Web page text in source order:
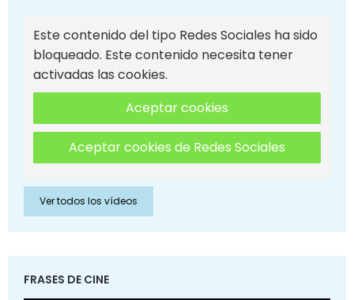
Este contenido del tipo Redes Sociales ha sido
bloqueado. Este contenido necesita tener
activadas las cookies.
Aceptar cookies
Aceptar cookies de Redes Sociales
Ver todos los vídeos
FRASES DE CINE